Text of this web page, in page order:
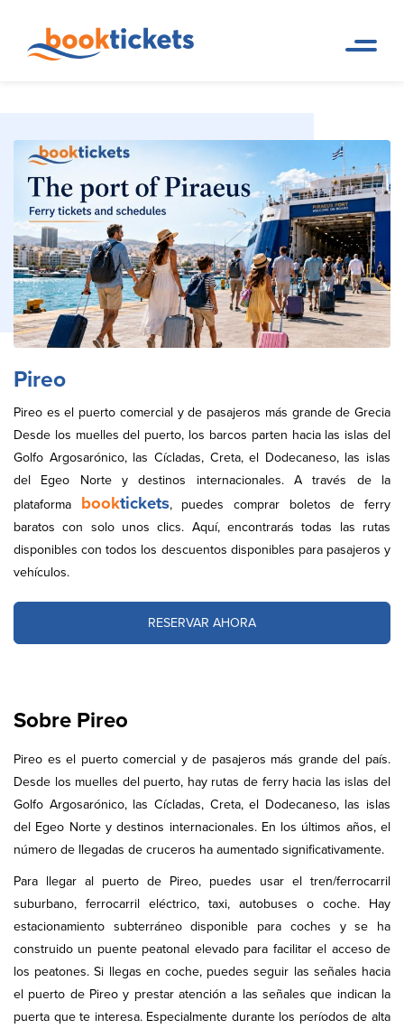
Pireo
Pireo es el puerto comercial y de pasajeros más grande de Grecia
Desde los muelles del puerto, los barcos parten hacia las islas del
Golfo Argosarónico, las Cícladas, Creta, el Dodecaneso, las islas
del Egeo Norte y destinos internacionales. A través de la
plataforma booktickets, puedes comprar boletos de ferry
baratos con solo unos clics. Aquí, encontrarás todas las rutas
disponibles con todos los descuentos disponibles para pasajeros y
vehículos.
RESERVAR AHORA
Sobre Pireo
Pireo es el puerto comercial y de pasajeros más grande del país.
Desde los muelles del puerto, hay rutas de ferry hacia las islas del
Golfo Argosarónico, las Cícladas, Creta, el Dodecaneso, las islas
del Egeo Norte y destinos internacionales. En los últimos años, el
número de llegadas de cruceros ha aumentado significativamente.
Para llegar al puerto de Pireo, puedes usar el tren/ferrocarril
suburbano, ferrocarril eléctrico, taxi, autobuses o coche. Hay
estacionamiento subterráneo disponible para coches y se ha
construido un puente peatonal elevado para facilitar el acceso de
los peatones. Si llegas en coche, puedes seguir las señales hacia
el puerto de Pireo y prestar atención a las señales que indican la
puerta que te interesa. Especialmente durante los períodos de alta